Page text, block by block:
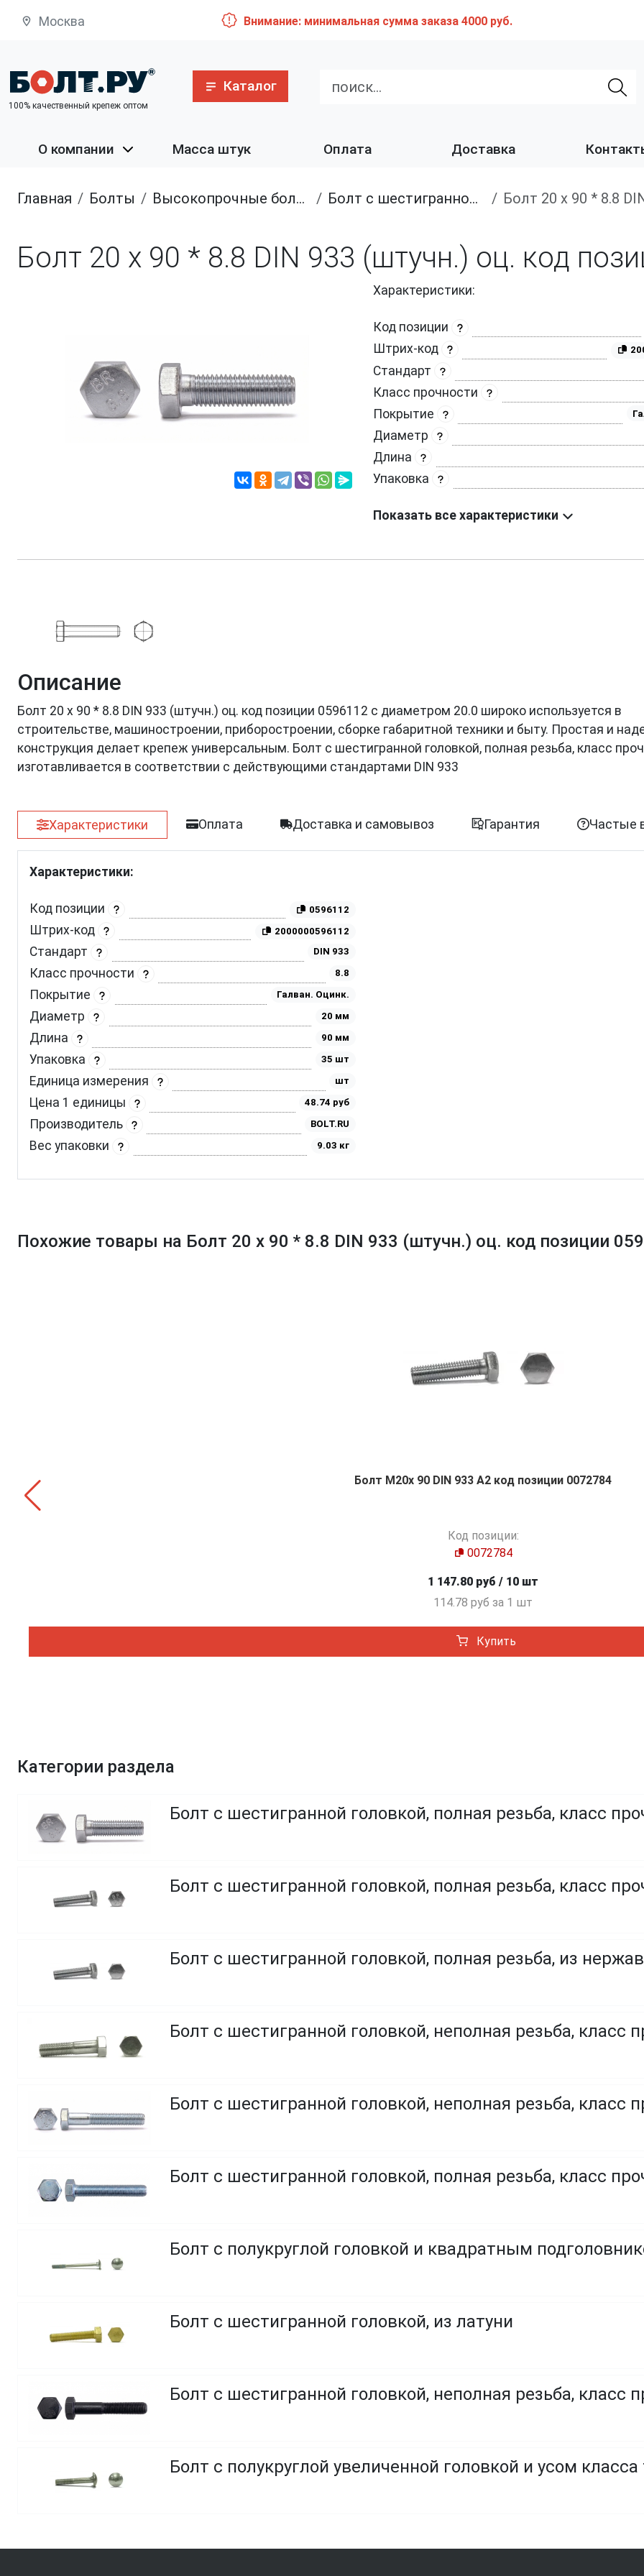
Москва Внимание: минимальная сумма заказа 4000 руб.
100% качественный крепеж оптом
Каталог
О компании Масса штук Оплата Доставка
Главная болты высокопрочные болты Болт с шестигранной головкой, полная резьба, класс прочности 8.8 Болт 20 х 90 * 8.8
Болт 20 х 90 * 8.8 DIN 933 (штучн.) оц. код
Характеристики:
Код позиции
Штрих-код
Стандарт
Класс прочности
Покрытие
Диаметр
Длина
Упаковка
Показать все характеристики
Описание
Болт 20 х 90 * 8.8 DIN 933 (штучн.) оц. код позиции 0596112 с диаметром 20.0 широко используется в
строительстве, машиностроении, приборостроении, сборке габаритной техники и быту. Простая и
конструкция делает крепеж универсальным. Болт с шестигранной головкой, полная резьба, класс
изготавливается в соответствии с действующими стандартами DIN 933
Характеристики Оплата Доставка и самовывоз Гарантия Частые
Характеристики:
Код позиции 0596112
Штрих-код 2000000596112
Стандарт DIN 933
Класс прочности 8.8
Покрытие Галван. Оцинк.
Диаметр 20 мм
Длина 90 мм
Упаковка 35 шт
Единица измерения шт
Цена 1 единицы 48.74 руб
Производитель BOLT.RU
Вес упаковки 9.03 кг
Похожие товары на Болт 20 х 90 * 8.8 DIN 933 (штучн.) оц. код позиции
Болт М20х 90 DIN 933 A2 код позиции 0072784
Код позиции:
0072784
1 147.80 руб / 10 шт
114.78 руб за 1 шт
Купить
Категории раздела
Болт с шестигранной головкой, полная резьба, класс
Болт с шестигранной головкой, полная резьба, класс
Болт с шестигранной головкой, полная резьба, из
Болт с шестигранной головкой, неполная резьба, класс
Болт с шестигранной головкой, неполная резьба, класс
Болт с шестигранной головкой, полная резьба, класс
Болт с полукруглой головкой и квадратным
Болт с шестигранной головкой, из латуни
Болт с шестигранной головкой, неполная резьба, класс
Болт с полукруглой увеличенной головкой и усом